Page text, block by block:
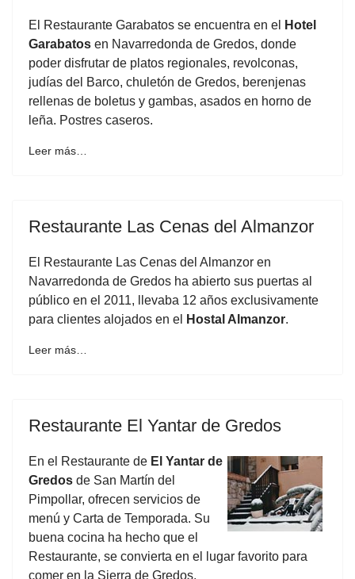
El Restaurante Garabatos se encuentra en el
Hotel
Garabatos en Navarredonda de Gredos, donde
poder disfrutar de platos regionales, revolconas,
judías del Barco, chuletón de Gredos, berenjenas
rellenas de boletus y gambas, asados en horno de
leña. Postres caseros.
Leer más…
Restaurante Las Cenas del Almanzor
El Restaurante Las Cenas del Almanzor en
Navarredonda de Gredos ha abierto sus puertas al
público en el 2011, llevaba 12 años exclusivamente
para clientes alojados en el
Hostal Almanzor.
Leer más…
Restaurante El Yantar de Gredos
En el Restaurante de El Yantar de
Gredos de San Martín del
Pimpollar, ofrecen servicios de
menú y Carta de Temporada. Su
buena cocina ha hecho que el
Restaurante, se convierta en el lugar favorito para
comer en la Sierra de Gredos.